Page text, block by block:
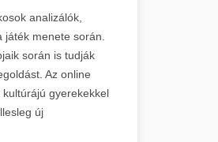
analizálók,
menete során.
során is tudják
Az online
gyerekekkel
új